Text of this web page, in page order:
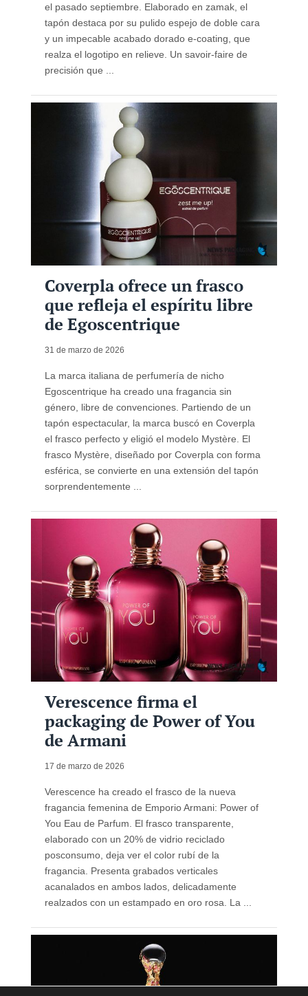
el pasado septiembre. Elaborado en zamak, el
tapón destaca por su pulido espejo de doble cara
y un impecable acabado dorado e-coating, que
realza el logotipo en relieve. Un savoir-faire de
precisión que ...
Coverpla ofrece un frasco
que refleja el espíritu libre
de Egoscentrique
31 de marzo de 2026
La marca italiana de perfumería de nicho
Egoscentrique ha creado una fragancia sin
género, libre de convenciones. Partiendo de un
tapón espectacular, la marca buscó en Coverpla
el frasco perfecto y eligió el modelo Mystère. El
frasco Mystère, diseñado por Coverpla con forma
esférica, se convierte en una extensión del tapón
sorprendentemente ...
Verescence firma el
packaging de Power of You
de Armani
17 de marzo de 2026
Verescence ha creado el frasco de la nueva
fragancia femenina de Emporio Armani: Power of
You Eau de Parfum. El frasco transparente,
elaborado con un 20% de vidrio reciclado
posconsumo, deja ver el color rubí de la
fragancia. Presenta grabados verticales
acanalados en ambos lados, delicadamente
realzados con un estampado en oro rosa. La ...